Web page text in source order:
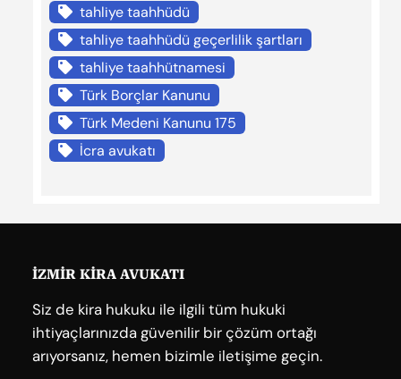
tahliye taahhüdü
tahliye taahhüdü geçerlilik şartları
tahliye taahhütnamesi
Türk Borçlar Kanunu
Türk Medeni Kanunu 175
İcra avukatı
İZMİR KİRA AVUKATI
Siz de kira hukuku ile ilgili tüm hukuki
ihtiyaçlarınızda güvenilir bir çözüm ortağı
arıyorsanız, hemen bizimle iletişime geçin.